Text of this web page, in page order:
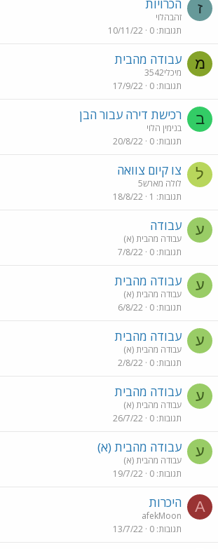
ז הכרויות
זהבהלוי
תגובות 0
10/11/22
מ עבודה מהבית
מיכלי3542
תגובות 0
17/9/22
ב רכישת דירה עבור הבן
בנימין הלוי
תגובות 0
20/8/22
ל צו קיום צוואה
לולה מארש5
תגובות 1
18/8/22
ע עבודה
עבודה מהבית (א)
תגובות 0
7/8/22
ע עבודה מהבית
עבודה מהבית (א)
תגובות 0
6/8/22
ע עבודה מהבית
עבודה מהבית (א)
תגובות 0
2/8/22
ע עבודה מהבית
עבודה מהבית (א)
תגובות 0
26/7/22
ע עבודה מהבית (א)
עבודה מהבית (א)
תגובות 0
19/7/22
A היכרות
afekMoon
תגובות 0
13/7/22